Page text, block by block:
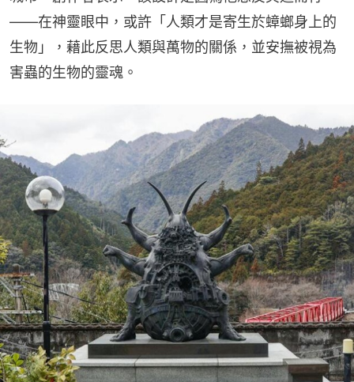
——在神靈眼中，或許「人類才是寄生於蟑螂身上的
生物」，藉此反思人類與萬物的關係，並安撫被視為
害蟲的生物的靈魂。